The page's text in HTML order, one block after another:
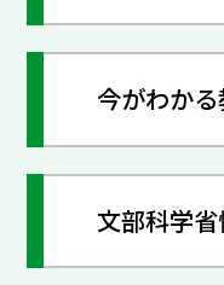
今がわか
文部科学